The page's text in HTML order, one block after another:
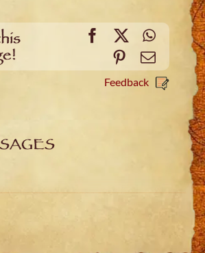
Facebook
X
Pinterest
Email
Feedback